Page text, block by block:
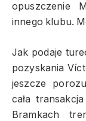
opuszczenie
innego klubu.
Jak podaje
pozyskania
jeszcze
cała
Bramkach